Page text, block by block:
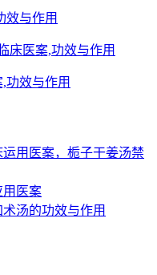
效与作用
功效与作用
用医案，栀子干姜汤禁
用医案
汤的功效与作用